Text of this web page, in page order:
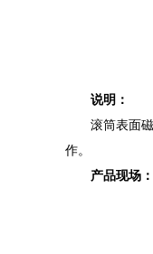
说明：
滚筒表面
作。
产品现场：